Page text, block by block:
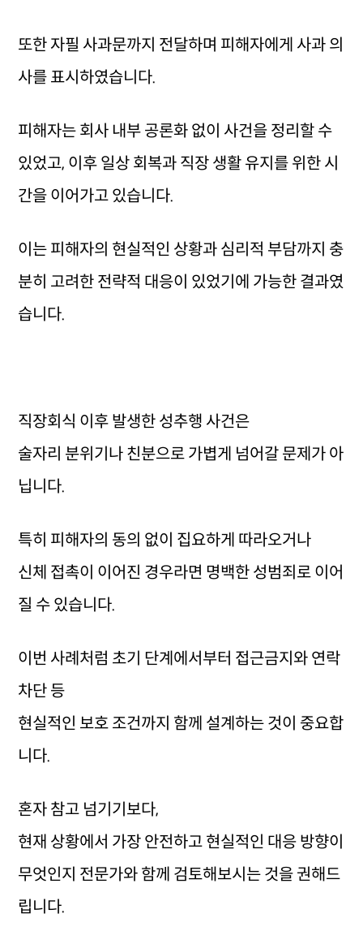
또한 자필 사과문까지 전달하며 피해자에게 사과 의
사를 표시하였습니다.
피해자는 회사 내부 공론화 없이 사건을 정리할 수
있었고, 이후 일상 회복과 직장 생활 유지를 위한 시
간을 이어가고 있습니다.
이는 피해자의 현실적인 상황과 심리적 부담까지 충
분히 고려한 전략적 대응이 있었기에 가능한 결과였
습니다.
직장회식 이후 발생한 성추행 사건은
술자리 분위기나 친분으로 가볍게 넘어갈 문제가 아
닙니다.
특히 피해자의 동의 없이 집요하게 따라오거나
신체 접촉이 이어진 경우라면 명백한 성범죄로 이어
질 수 있습니다.
이번 사례처럼 초기 단계에서부터 접근금지와 연락
차단 등
현실적인 보호 조건까지 함께 설계하는 것이 중요합
니다.
혼자 참고 넘기기보다,
현재 상황에서 가장 안전하고 현실적인 대응 방향이
무엇인지 전문가와 함께 검토해보시는 것을 권해드
립니다.